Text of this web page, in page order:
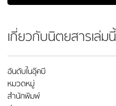
เกี่ยวกับนิตยสารเล่มนี้
อันดับในอุ๊คบี
หมวดหมู่
สำนักพิมพ์